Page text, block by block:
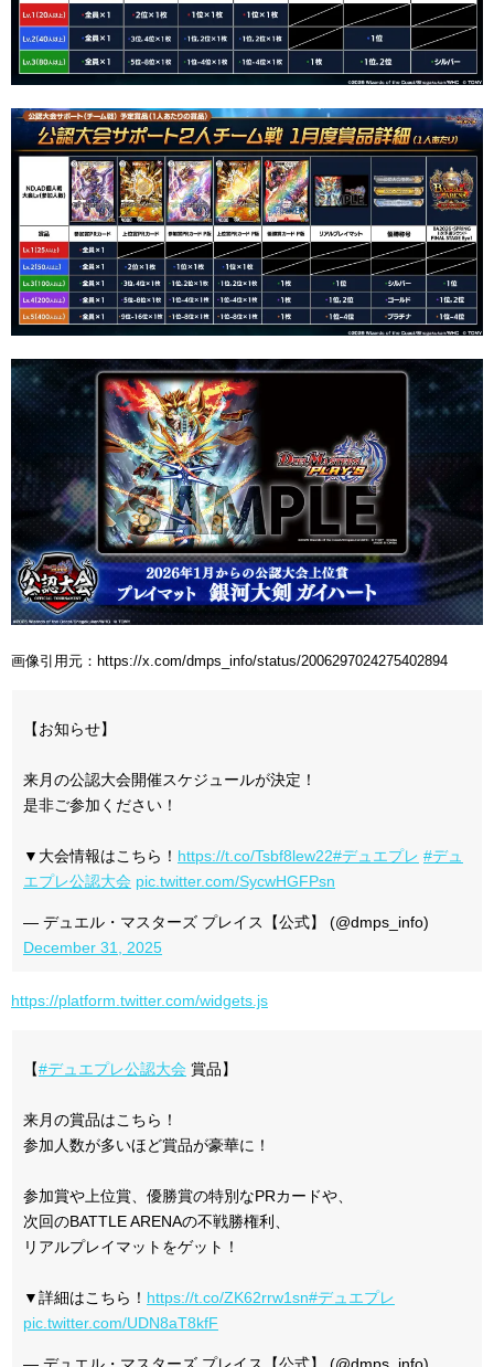
画像引用元：https://x.com/dmps_info/status/2006297024275402894
【お知らせ】
来月の公認大会開催スケジュールが決定！
是非ご参加ください！
▼大会情報はこちら！ https://t.co/Tsbf8lew22#デュエプレ #デュ
エプレ公認大会 pic.twitter.com/SycwHGFPsn
— デュエル・マスターズ プレイス【公式】 (@dmps_info)
December 31, 2025
https://platform.twitter.com/widgets.js
【#デュエプレ公認大会 賞品】
来月の賞品はこちら！
参加人数が多いほど賞品が豪華に！
参加賞や上位賞、優勝賞の特別なPRカードや、
次回のBATTLE ARENAの不戦勝権利、
リアルプレイマットをゲット！
▼詳細はこちら！ https://t.co/ZK62rrw1sn#デュエプレ
pic.twitter.com/UDN8aT8kfF